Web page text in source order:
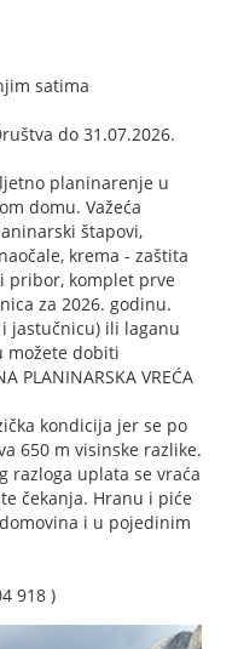
satima
do 31.07.2026.
planinarenje u
domu. Važeća
štapovi,
krema - zaštita
pribor, komplet prve
za 2026. godinu.
jastučnicu) ili laganu
možete dobiti
PLANINARSKA VREĆA
kondicija jer se po
650 m visinske razlike.
razloga uplata se vraća
čekanja. Hranu i piće
i u pojedinim
918 )